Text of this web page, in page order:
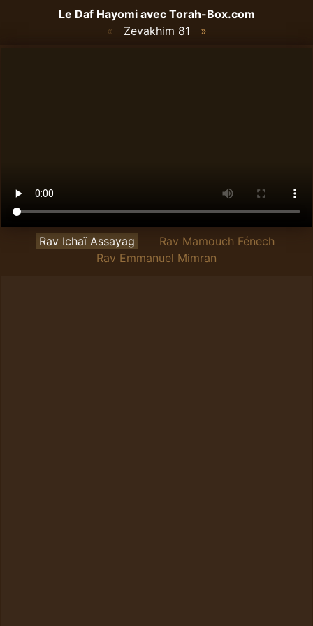
Le Daf Hayomi avec Torah-Box.com
« Zevakhim 81 »
Rav Ichaï Assayag
Rav Mamouch Fénech
Rav Emmanuel Mimran